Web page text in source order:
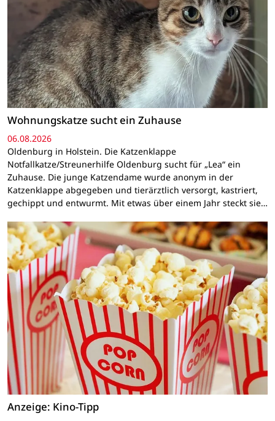
Wohnungskatze sucht ein Zuhause
06.08.2026
Oldenburg in Holstein. Die Katzenklappe
Notfallkatze/Streunerhilfe Oldenburg sucht für „Lea“ ein
Zuhause. Die junge Katzendame wurde anonym in der
Katzenklappe abgegeben und tierärztlich versorgt, kastriert,
gechippt und entwurmt. Mit etwas über einem Jahr steckt sie…
Anzeige: Kino-Tipp